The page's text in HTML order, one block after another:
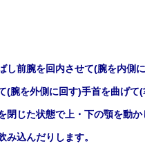
し前腕を回内させて(腕を内側
(腕を外側に回す)手首を曲げて(
閉じた状態で上・下の顎を動か
み込んだりします。